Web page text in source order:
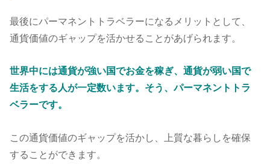
最後にパーマネントトラベラーになるメリットとして、
通貨価値のギャップを活かせることがあげられます。
世界中には通貨が強い国でお金を稼ぎ、通貨が弱い国で
生活をする人が一定数います。そう、パーマネントトラ
ベラーです。
この通貨価値のギャップを活かし、上質な暮らしを確保
することができます。